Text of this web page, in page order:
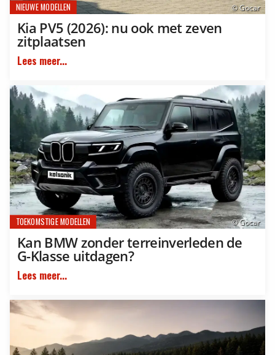
© Gocar
NIEUWE MODELLEN
Kia PV5 (2026): nu ook met zeven
zitplaatsen
Lees meer...
© Gocar
TOEKOMSTIGE MODELLEN
Kan BMW zonder terreinverleden de
G-Klasse uitdagen?
Lees meer...